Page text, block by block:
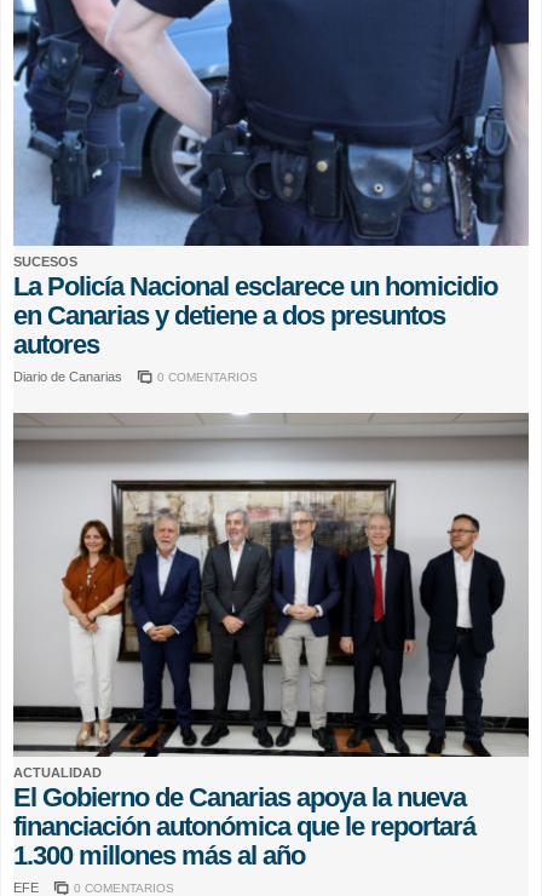
SUCESOS
La Policía Nacional esclarece un homicidio
en Canarias y detiene a dos presuntos
autores
Diario de Canarias 0 COMENTARIOS
ACTUALIDAD
El Gobierno de Canarias apoya la nueva
financiación autonómica que le reportará
1.300 millones más al año
EFE 0 COMENTARIOS